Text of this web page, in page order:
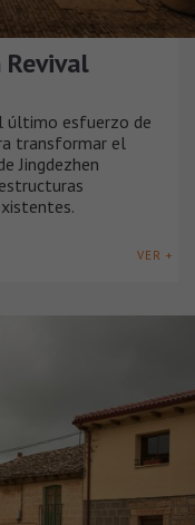
último esfuerzo de
transformar el
Jingdezhen
VER +